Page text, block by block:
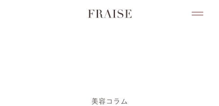
美容コラム